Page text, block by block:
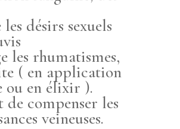
désirs sexuels
les rhumatismes,
( en application
ou en élixir ).
de compenser les
veineuses.